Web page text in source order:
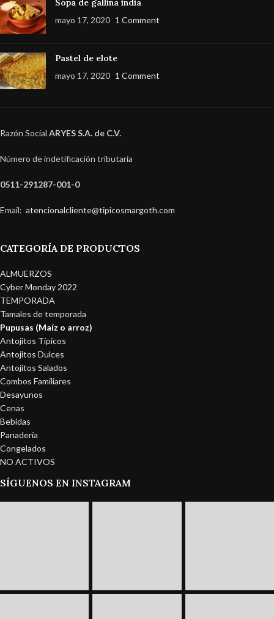
Sopa de gallina india
mayo 17, 2020 1 Comment
Pastel de elote
mayo 17, 2020 1 Comment
Razón Social ARYES S.A. de C.V.
Número de indetificación tributaria
0511-291287-001-0
Email: atencionalcliente@tipicosmargoth.com
CATEGORÍA DE PRODUCTOS
ALMUERZOS
Cyber Monday 2022
TEMPORADA
Tamales de temporada
Pupusas (Maíz o arroz)
Antojitos Típicos
Antojitos Dulces
Antojitos Salados
Combos Familiares
Desayunos
Cenas
Bebidas
Panadería
Congelados
NO ACTIVOS
SÍGUENOS EN INSTAGRAM